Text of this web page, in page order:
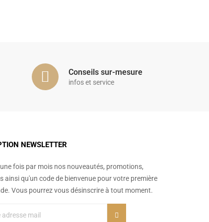
Conseils sur-mesure
infos et service
NEWSLETTER
une fois par mois nos nouveautés, promotions,
ainsi qu'un code de bienvenue pour votre première
Vous pourrez vous désinscrire à tout moment.